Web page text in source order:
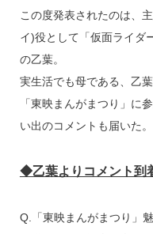
この度発表されたのは、
イ)役として「仮面ライダ
の乙葉。
実生活でも母である、乙
「東映まんがまつり」に
い出のコメントも届いた。
◆乙葉よりコメント到
Q.「東映まんがまつり」